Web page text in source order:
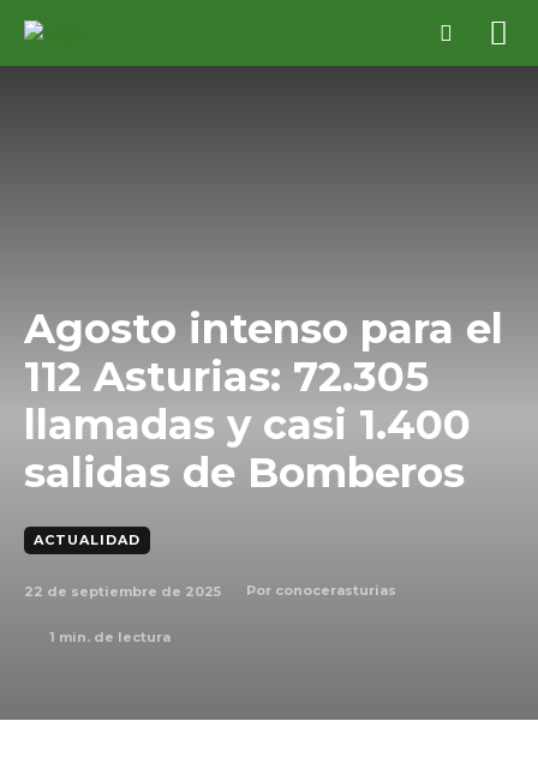
Agosto intenso para el
112 Asturias: 72.305
llamadas y casi 1.400
salidas de Bomberos
ACTUALIDAD
22 de septiembre de 2025 Por conocerasturias
1 min. de lectura